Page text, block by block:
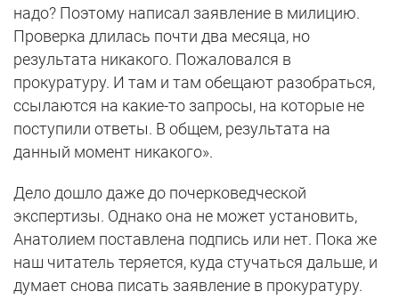
надо? Поэтому написал заявление в милицию.
Проверка длилась почти два месяца, но
результата никакого. Пожаловался в
прокуратуру. И там и там обещают разобраться,
ссылаются на какие-то запросы, на которые не
поступили ответы. В общем, результата на
данный момент никакого».
Дело дошло даже до почерковедческой
экспертизы. Однако она не может установить,
Анатолием поставлена подпись или нет. Пока же
наш читатель теряется, куда стучаться дальше, и
думает снова писать заявление в прокуратуру.